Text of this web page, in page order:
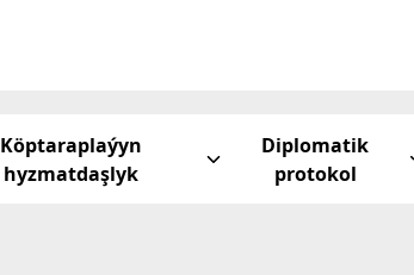
Köptaraplaýyn
hyzmatdaşlyk
Diplomatik
protokol